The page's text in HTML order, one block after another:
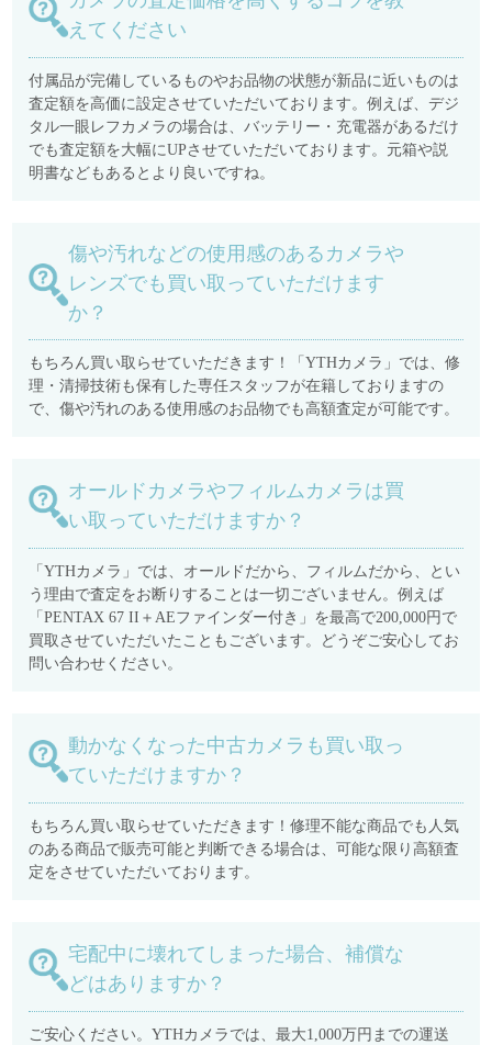
えてください
付属品が完備しているものやお品物の状態が新品に近いものは
査定額を高価に設定させていただいております。例えば、デジ
タル一眼レフカメラの場合は、バッテリー・充電器があるだけ
でも査定額を大幅にUPさせていただいております。元箱や説
明書などもあるとより良いですね。
傷や汚れなどの使用感のあるカメラや
レンズでも買い取っていただけます
か？
もちろん買い取らせていただきます！「YTHカメラ」では、修
理・清掃技術も保有した専任スタッフが在籍しておりますの
で、傷や汚れのある使用感のお品物でも高額査定が可能です。
オールドカメラやフィルムカメラは買
い取っていただけますか？
「YTHカメラ」では、オールドだから、フィルムだから、とい
う理由で査定をお断りすることは一切ございません。例えば
「PENTAX 67 II＋AEファインダー付き」を最高で200,000円で
買取させていただいたこともございます。どうぞご安心してお
問い合わせください。
動かなくなった中古カメラも買い取っ
ていただけますか？
もちろん買い取らせていただきます！修理不能な商品でも人気
のある商品で販売可能と判断できる場合は、可能な限り高額査
定をさせていただいております。
宅配中に壊れてしまった場合、補償な
どはありますか？
ご安心ください。YTHカメラでは、最大1,000万円までの運送